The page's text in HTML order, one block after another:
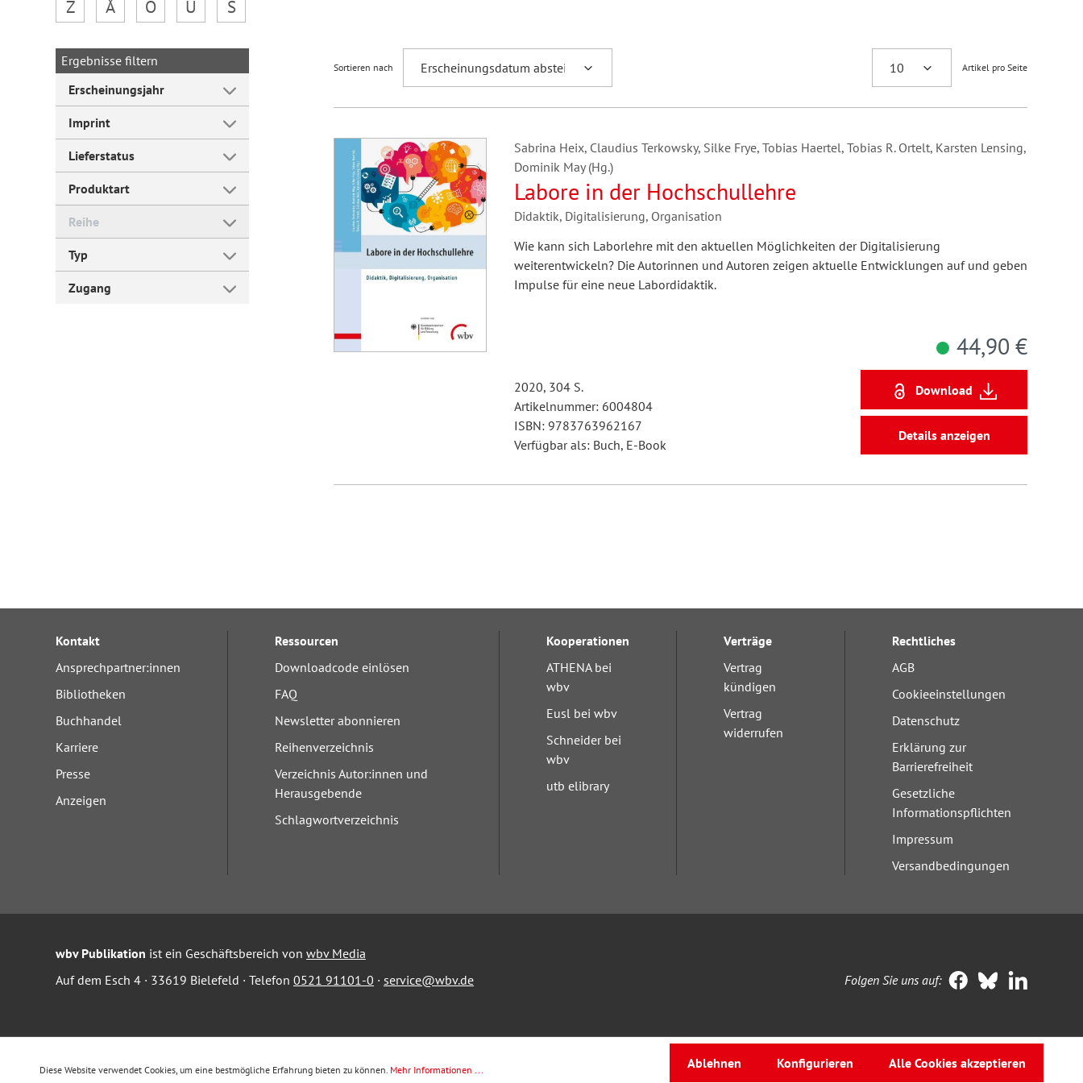
Forum Arbeitslehre
Z
Å Ö Ü Š
Ergebnisse filtern
Erscheinungsjahr
Imprint
Lieferstatus
Produktart
Reihe
Typ
Zugang
Sortieren nach Artikel pro Seite
Sabrina Heix, Claudius Terkowsky, Silke Frye, Tobias Haertel, Tobias R. Ortelt, Karsten Lensing,
Dominik May (Hg.)
Labore in der Hochschullehre
Didaktik, Digitalisierung, Organisation
Wie kann sich Laborlehre mit den aktuellen Möglichkeiten der Digitalisierung
weiterentwickeln? Die Autorinnen und Autoren zeigen aktuelle Entwicklungen auf und geben
Impulse für eine neue Labordidaktik.
2020, 304 S.
Artikelnummer: 6004804
ISBN: 9783763962167
Verfügbar als: Buch, E-Book
44,90 €
Download
Details anzeigen
Kontakt
Ansprechpartner:innen
Bibliotheken
Buchhandel
Karriere
Presse
Anzeigen
Ressourcen
Downloadcode einlösen
FAQ
Newsletter abonnieren
Reihenverzeichnis
Verzeichnis Autor:innen und
Herausgebende
Schlagwortverzeichnis
Kooperationen
ATHENA bei
wbv
Eusl bei wbv
Schneider bei
wbv
utb elibrary
Verträge
Vertrag
kündigen
Vertrag
widerrufen
Rechtliches
AGB
Cookieeinstellungen
Datenschutz
Erklärung zur
Barrierefreiheit
Gesetzliche
Informationspflichten
Impressum
Versandbedingungen
wbv Publikation ist ein Geschäftsbereich von wbv Media
Auf dem Esch 4 · 33619 Bielefeld · Telefon 0521 91101-0 · service@wbv.de Folgen Sie uns auf:
Diese Website verwendet Cookies, um eine bestmögliche Erfahrung bieten zu können. Mehr Informationen ... Ablehnen Konfigurieren Alle Cookies akzeptieren